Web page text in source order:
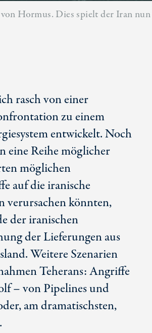
Hormus. Dies spielt der Iran nun
rasch von einer
zu einem
entwickelt. Noch
eine Reihe möglicher
möglichen
auf die iranische
verursachen könnten,
der iranischen
der Lieferungen aus
Weitere Szenarien
Teherans: Angriffe
– von Pipelines und
am dramatischsten,